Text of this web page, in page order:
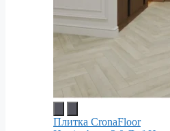
Плитка CronaFloor